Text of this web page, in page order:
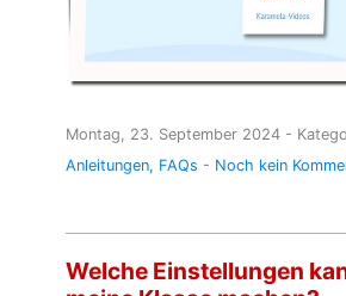
Montag, 23. September 2024 -
Anleitungen FAQs - Noch kein
Welche Einstellungen